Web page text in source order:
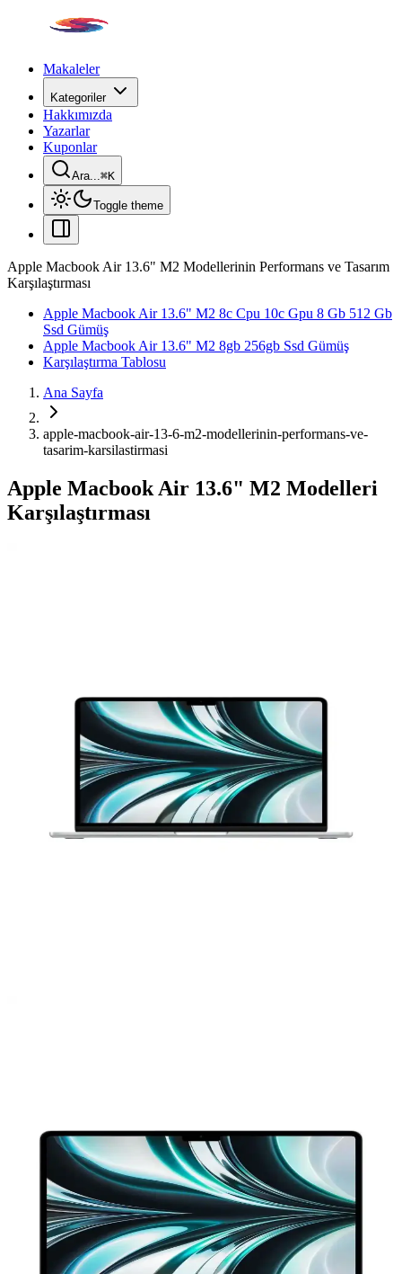
Makaleler
Kategoriler
Hakkımızda
Yazarlar
Kuponlar
Ara...⌘K
Toggle theme
Apple Macbook Air 13.6" M2 Modellerinin Performans ve Tasarım
Karşılaştırması
Apple Macbook Air 13.6" M2 8c Cpu 10c Gpu 8 Gb 512 Gb
Ssd Gümüş
Apple Macbook Air 13.6" M2 8gb 256gb Ssd Gümüş
Karşılaştırma Tablosu
Ana Sayfa
apple-macbook-air-13-6-m2-modellerinin-performans-ve-
tasarim-karsilastirmasi
Apple Macbook Air 13.6" M2 Modelleri
Karşılaştırması